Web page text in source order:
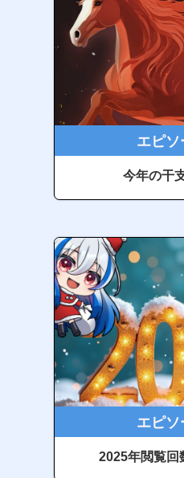
エピソ
今年の干
エピソ
2025年閲覧回